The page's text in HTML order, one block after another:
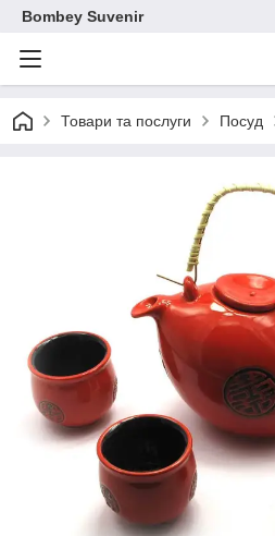
Bombey Suvenir
Товари та послуги Посуд